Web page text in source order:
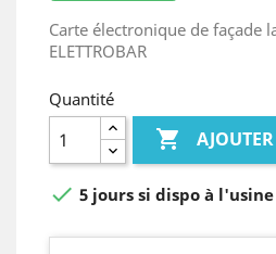
Carte électronique de façade
ELETTROBAR
Quantité

 5 jours si dispo à l'usine